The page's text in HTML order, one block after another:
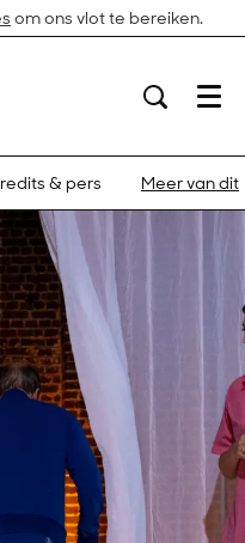
om ons vlot te bereiken.
Menu
& pers Meer van dit